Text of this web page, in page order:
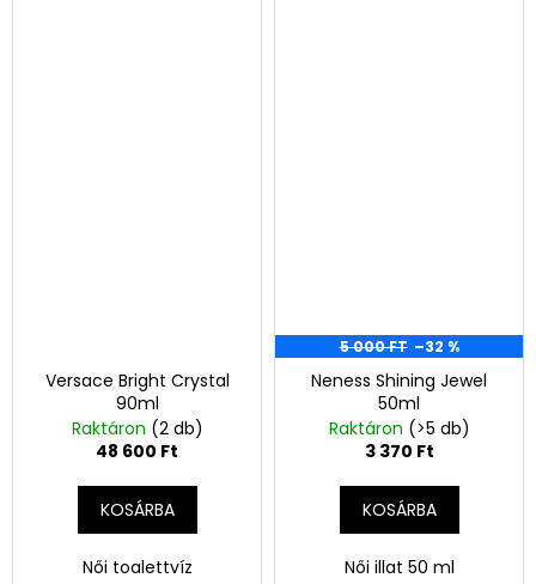
Versace Bright Crystal
90ml
Raktáron (2 db)
48 600 Ft
KOSÁRBA
Női toalettvíz
5 000 FT –32 %
Neness Shining Jewel
50ml
Raktáron (>5 db)
3 370 Ft
KOSÁRBA
Női illat 50 ml